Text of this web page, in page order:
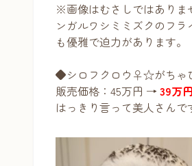
※画像はむさしではありま
ンガルワシミミズクのフラ
も優雅で迫力があります。
◆シロフクロウ♀☆がちゃ
販売価格：45万円 → 39万円
はっきり言って美人さんで